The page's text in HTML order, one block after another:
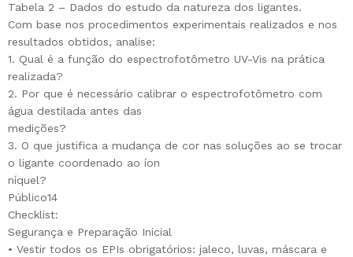
Tabela 2 – Dados do estudo da natureza dos ligantes.
Com base nos procedimentos experimentais realizados e nos
resultados obtidos, analise:
1. Qual é a função do espectrofotômetro UV-Vis na prática
realizada?
2. Por que é necessário calibrar o espectrofotômetro com
água destilada antes das
medições?
3. O que justifica a mudança de cor nas soluções ao se trocar
o ligante coordenado ao íon
níquel?
Público14
Checklist:
Segurança e Preparação Inicial
• Vestir todos os EPIs obrigatórios: jaleco, luvas, máscara e